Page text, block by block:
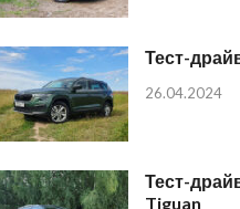
Тест-
26.04.2024
Тест-
Tiguan